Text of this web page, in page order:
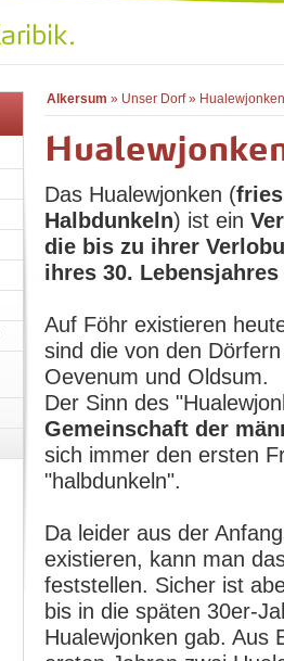
Alkersum » Unser Dorf» Hualewjonken
Das Hualewjonken (
Halbdunkeln) ist ein
die bis zu ihrer
ihres 30.
Auf Föhr existieren
sind die von den
Oevenum und Oldsum.
Der Sinn des
Gemeinschaft der
sich immer den ersten
"halbdunkeln".
Da leider aus der
existieren, kann man
feststellen. Sicher ist
bis in die späten 30er-
Hualewjonken gab. Aus